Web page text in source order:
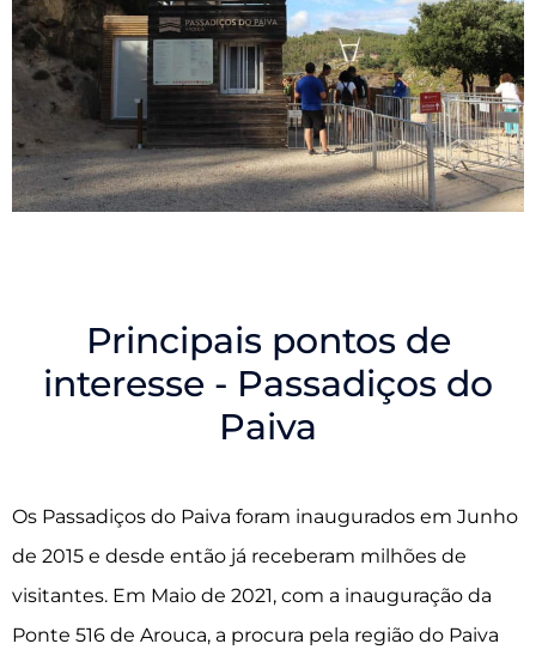
Principais pontos de
interesse - Passadiços do
Paiva
Os Passadiços do Paiva foram inaugurados em Junho
de 2015 e desde então já receberam milhões de
visitantes. Em Maio de 2021, com a inauguração da
Ponte 516 de Arouca, a procura pela região do Paiva